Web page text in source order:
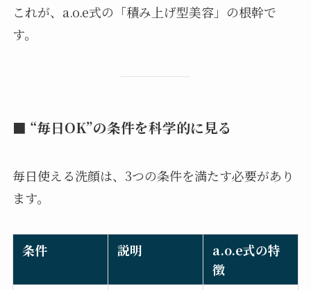
これが、a.o.e式の「積み上げ型美容」の根幹で
す。
■ “毎日OK”の条件を科学的に見る
毎日使える洗顔は、3つの条件を満たす必要があり
ます。
条件 説明
a.o.e式の特
徴